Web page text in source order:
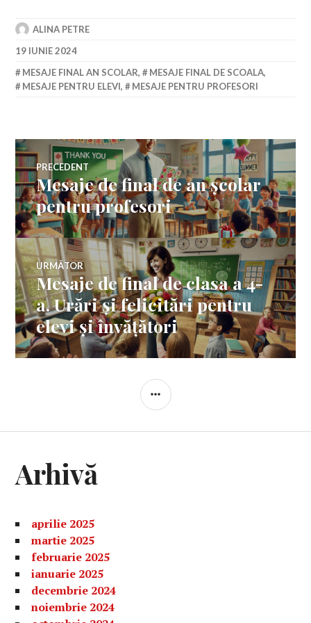
ALINA PETRE
19 IUNIE 2024
MESAJE FINAL AN SCOLAR, MESAJE FINAL DE SCOALA,
MESAJE PENTRU ELEVI, MESAJE PENTRU PROFESORI
Navigare
în
articole
PRECEDENT
Articolul
anterior:
Mesaje de final de an școlar
pentru profesori
URMĂTOR
Articolul
următor:
Mesaje de final de clasa a 4-
a. Urări și felicitări pentru
elevi și învățători
BARĂ
Arhivă
aprilie 2025
martie 2025
februarie 2025
ianuarie 2025
decembrie 2024
noiembrie 2024